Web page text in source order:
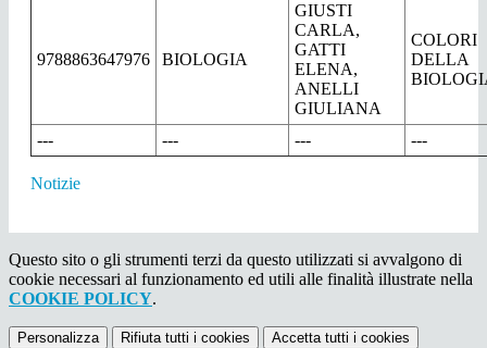
9788863647976 BIOLOGIA
GIUSTI
CARLA,
GATTI
ELENA,
ANELLI
GIULIANA
COLORI
DELLA
--- --- --- ---
Notizie
Questo sito o gli strumenti terzi da questo utilizzati si avvalgono di
cookie necessari al funzionamento ed utili alle finalità illustrate nella
COOKIE POLICY.
Personalizza Rifiuta tutti i cookies Accetta tutti i cookies